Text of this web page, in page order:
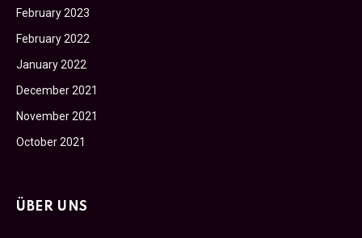
February 2023
February 2022
January 2022
December 2021
November 2021
October 2021
ÜBER UNS